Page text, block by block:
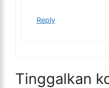
Reply
Tinggalkan